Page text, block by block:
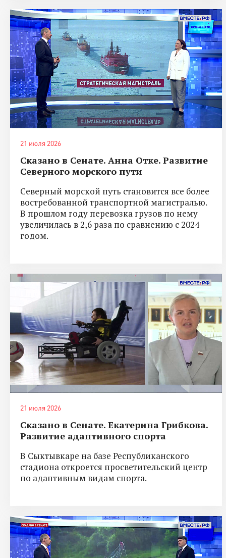
21 июля 2026
Сказано в Сенате. Анна Отке. Развитие
Северного морского пути
Северный морской путь становится все более
востребованной транспортной магистралью.
В прошлом году перевозка грузов по нему
увеличилась в 2,6 раза по сравнению с 2024
годом.
21 июля 2026
Сказано в Сенате. Екатерина Грибкова.
Развитие адаптивного спорта
В Сыктывкаре на базе Республиканского
стадиона откроется просветительский центр
по адаптивным видам спорта.